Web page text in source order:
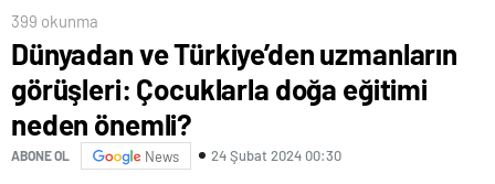
399 okunma
Dünyadan ve Türkiye’den uzmanların
görüşleri: Çocuklarla doğa eğitimi
neden önemli?
ABONE OL News 24 Şubat 2024 00:30